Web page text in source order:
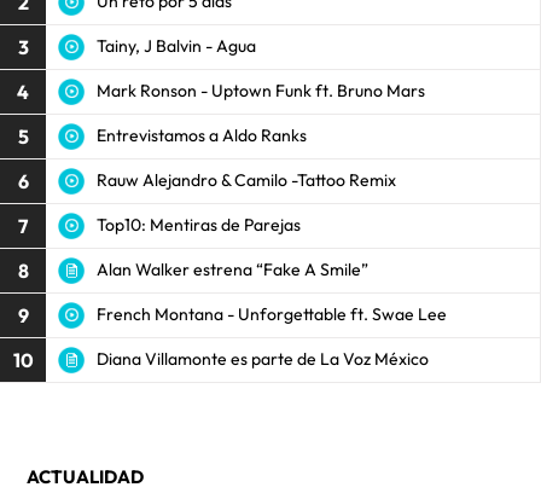
3 Tainy, J Balvin - Agua
4 Mark Ronson - Uptown Funk ft. Bruno Mars
5 Entrevistamos a Aldo Ranks
6 Rauw Alejandro & Camilo -Tattoo Remix
7 Top10: Mentiras de Parejas
8 Alan Walker estrena “Fake A Smile”
9 French Montana - Unforgettable ft. Swae Lee
10 Diana Villamonte es parte de La Voz México
ACTUALIDAD